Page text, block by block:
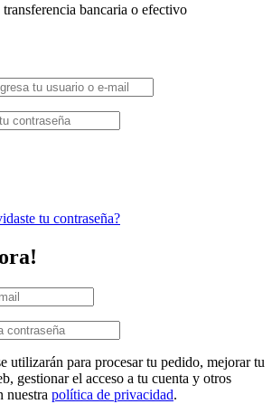
bancaria o efectivo
tu contraseña?
utilizarán para procesar tu pedido, mejorar tu
gestionar el acceso a tu cuenta y otros
nuestra política de privacidad.